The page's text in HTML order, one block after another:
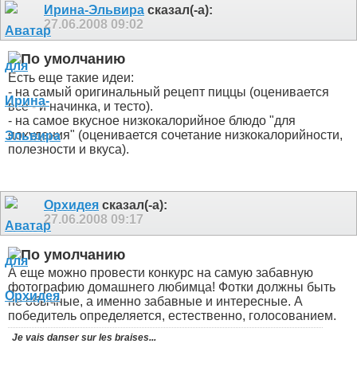
Ирина-Эльвира сказал(-а):
27.06.2008 09:02
Есть еще такие идеи:
- на самый оригинальный рецепт пиццы (оценивается
все - и начинка, и тесто).
- на самое вкусное низкокалорийное блюдо "для
похудения" (оценивается сочетание низкокалорийности,
полезности и вкуса).
Орхидея сказал(-а):
27.06.2008 09:17
А еще можно провести конкурс на самую забавную
фотографию домашнего любимца! Фотки должны быть
не обычные, а именно забавные и интересные. А
победитель определяется, естественно, голосованием.
Je vais danser sur les braises...